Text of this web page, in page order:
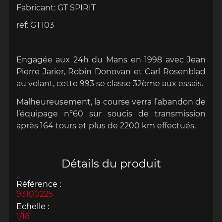
Fabricant: GT SPIRIT
ref: GT103
Engagée aux 24h du Mans en 1998 avec Jean
Pierre Jarier, Robin Donovan et Carl Rosenblad
au volant, cette 993 se classe 32ème aux essais.
Malheureusement, la course verra l’abandon de
l’équipage n°60 sur soucis de transmission
après 164 tours et plus de 2200 km effectués.
Détails du produit
Référence :
93100225
Echelle :
1/18